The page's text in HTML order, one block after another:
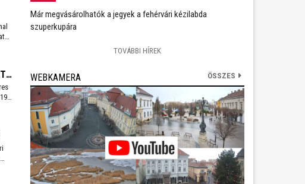
Már megvásárolhatók a jegyek a fehérvári kézilabda
szuperkupára
TOVÁBBI HÍREK
WEBKAMERA ÖSSZES